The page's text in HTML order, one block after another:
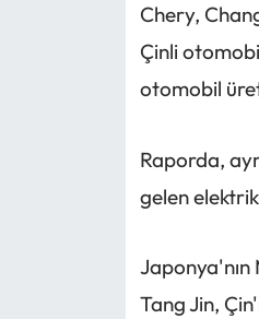
Chery,
Çinli
otomobil
Raporda,
gelen
Japonya'nın
Tang Jin,